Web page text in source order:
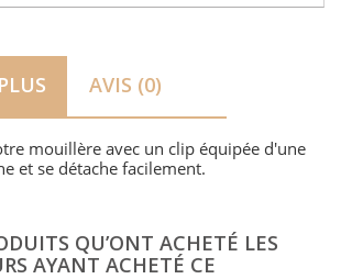
AVIS (0)
mouillère avec un clip équipée d'une
et se détache facilement.
QU’ONT ACHETÉ LES
AYANT ACHETÉ CE